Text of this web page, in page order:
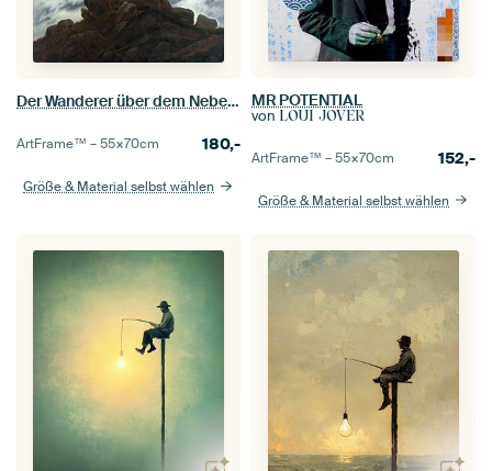
Der Wanderer über dem Nebelmeer, Caspar David Friedrich
ArtFrame™ –55×70cm 180,-
Größe & Material selbst wählen
MR POTENTIAL
von LOUI JOVER
ArtFrame™ –55×70cm 152,-
Größe & Material selbst wählen